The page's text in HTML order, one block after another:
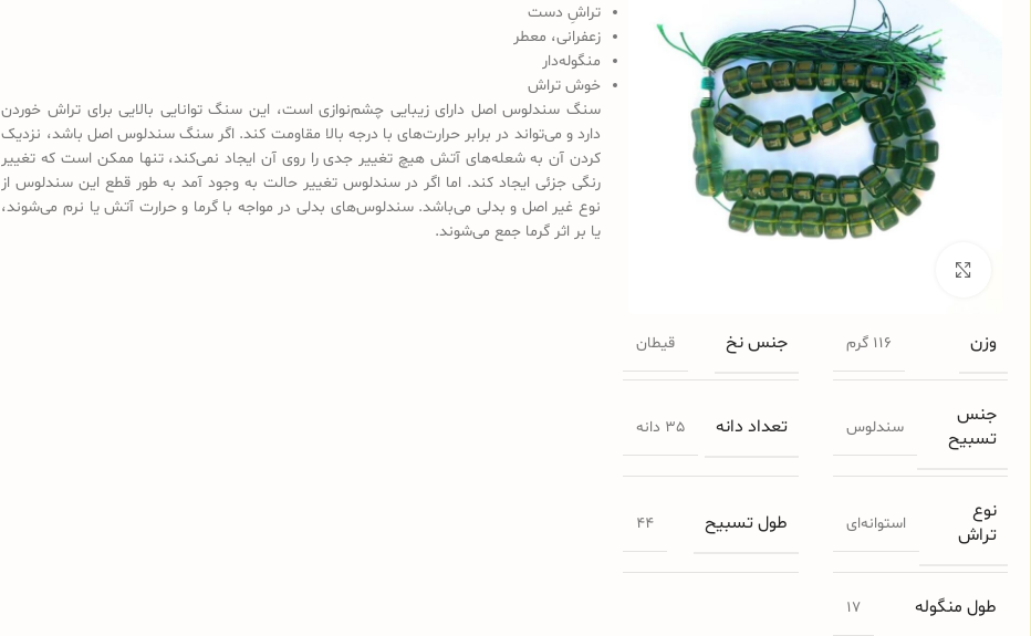
وزن 116 گرم جنس نخ قیطان
جنس
تسبیح
سندلوس تعداد دانه 35 دانه
نوع
تراش
استوانه‌ای طول تسبیح 44
طول منگوله 17
تراشِ دست
زعفرانی، معطر
منگوله‌دار
خوش تراش
سنگ سندلوس اصل دارای زیبایی چشم‌نوازی است، این سنگ توانایی بالایی برای تراش خوردن
دارد و می‌تواند در برابر حرارت‌های با درجه بالا مقاومت کند. اگر سنگ سندلوس اصل باشد، نزدیک
کردن آن به شعله‌های آتش هیچ تغییر جدی را روی آن ایجاد نمی‌کند، تنها ممکن است که تغییر
رنگی جزئی ایجاد کند. اما اگر در سندلوس تغییر حالت به وجود آمد به طور قطع این سندلوس از
نوع غیر اصل و بدلی می‌باشد. سندلوس‌های بدلی در مواجه با گرما و حرارت آتش یا نرم می‌شوند،
یا بر اثر گرما جمع می‌شوند.